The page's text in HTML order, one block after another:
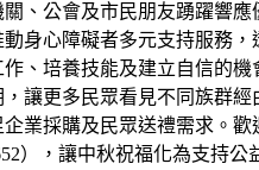
、公會及市民朋友踴躍響
身心障礙者多元支持服務
、培養技能及建立自信的
讓更多民眾看見不同族群
業採購及民眾送禮需求。
），讓中秋祝福化為支持公